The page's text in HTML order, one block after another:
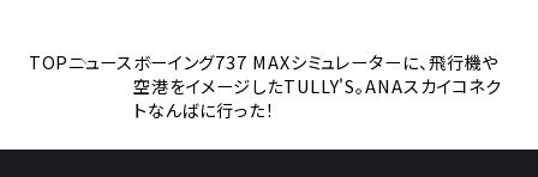
TOPニュースボーイング737 MAXシミュレーターに、飛行機や
空港をイメージしたTULLY'S。ANAスカイコネク
トなんばに行った！